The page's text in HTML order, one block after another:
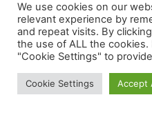
We use cookies on our
relevant experience by
and repeat visits. By
the use of ALL the
"Cookie Settings" to
Cookie Settings Accept